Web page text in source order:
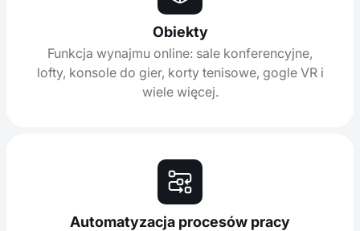
Obiekty
Funkcja wynajmu online: sale konferencyjne,
lofty, konsole do gier, korty tenisowe, gogle VR i
wiele więcej.
Automatyzacja procesów pracy